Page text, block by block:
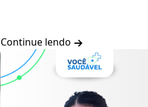
Continue lendo